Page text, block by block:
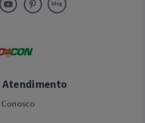
Atendimento